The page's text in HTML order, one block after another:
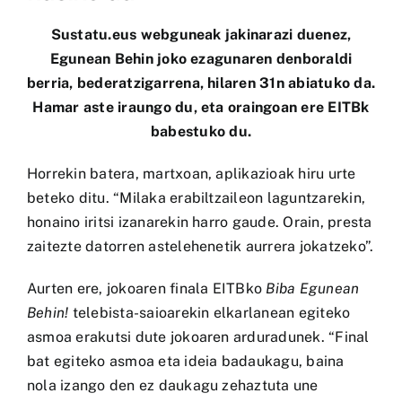
Sustatu.eus webguneak jakinarazi duenez,
Egunean Behinjoko ezagunaren denboraldi
berria, bederatzigarrena, hilaren 31n abiatuko da.
Hamar aste iraungo du, eta oraingoan ere EITBk
babestuko du.
Horrekin batera, martxoan, aplikazioak hiru urte
beteko ditu. “Milaka erabiltzaileon laguntzarekin,
honaino iritsi izanarekin harro gaude. Orain, presta
zaitezte datorren astelehenetik aurrera jokatzeko”.
Aurten ere, jokoaren finala EITBko Biba Egunean
Behin! telebista-saioarekin elkarlanean egiteko
asmoa erakutsi dute jokoaren arduradunek. “Final
bat egiteko asmoa eta ideia badaukagu, baina
nola izango den ez daukagu zehaztuta une